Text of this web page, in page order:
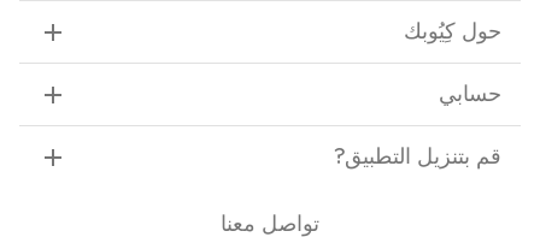
حول كِيُوبك
حسابي
قم بتنزيل التطبيق?
تواصل معنا